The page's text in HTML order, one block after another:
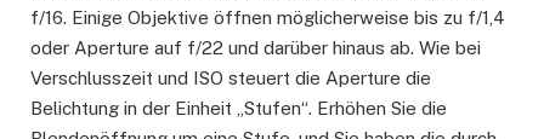
f/16. Einige Objektive öffnen möglicherweise bis zu f/1,4
oder Aperture auf f/22 und darüber hinaus ab. Wie bei
Verschlusszeit und ISO steuert die Aperture die
Belichtung in der Einheit „Stufen“. Erhöhen Sie die